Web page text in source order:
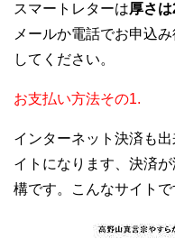
スマートレターは厚さ
メールか電話でお申込
してください。
お支払い方法その1.
インターネット決済も
イトになります、決済
構です。こんなサイトで